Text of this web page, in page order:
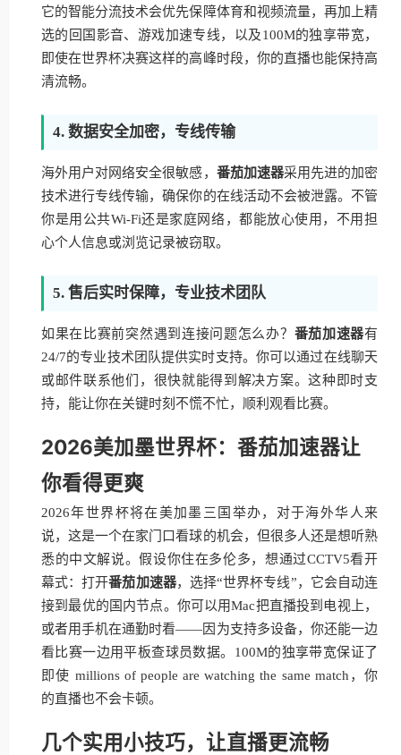
它的智能分流技术会优先保障体育和视频流量，再加上精
选的回国影音、游戏加速专线，以及100M的独享带宽，
即使在世界杯决赛这样的高峰时段，你的直播也能保持高
清流畅。
4. 数据安全加密，专线传输
海外用户对网络安全很敏感， 番茄加速器采用先进的加密
技术进行专线传输，确保你的在线活动不会被泄露。不管
你是用公共Wi-Fi还是家庭网络，都能放心使用，不用担
心个人信息或浏览记录被窃取。
5. 售后实时保障，专业技术团队
如果在比赛前突然遇到连接问题怎么办？ 番茄加速器有
24/7的专业技术团队提供实时支持。你可以通过在线聊天
或邮件联系他们，很快就能得到解决方案。这种即时支
持，能让你在关键时刻不慌不忙，顺利观看比赛。
2026美加墨世界杯：番茄加速器让
你看得更爽
2026年世界杯将在美加墨三国举办，对于海外华人来
说，这是一个在家门口看球的机会，但很多人还是想听熟
悉的中文解说。假设你住在多伦多，想通过CCTV5看开
幕式：打开番茄加速器，选择“世界杯专线”，它会自动连
接到最优的国内节点。你可以用Mac把直播投到电视上，
或者用手机在通勤时看——因为支持多设备，你还能一边
看比赛一边用平板查球员数据。100M的独享带宽保证了
即使 millions of people are watching the same match，你
的直播也不会卡顿。
几个实用小技巧，让直播更流畅